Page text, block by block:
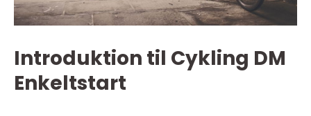
Introduktion til Cykling DM
Enkeltstart